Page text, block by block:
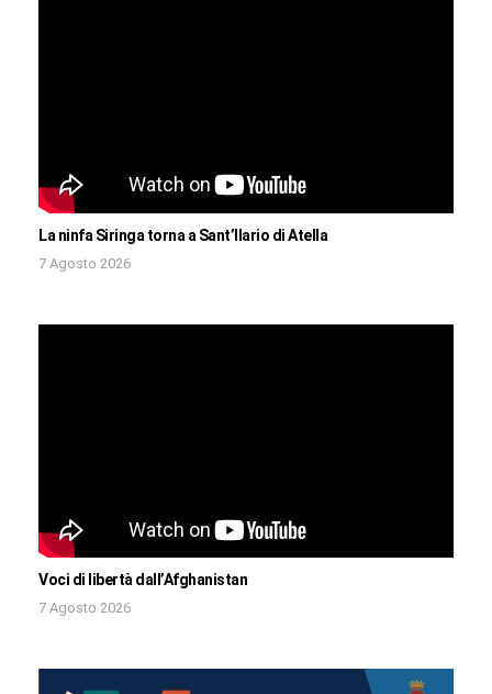
La ninfa Siringa torna a Sant’Ilario di Atella
7 Agosto 2026
Voci di libertà dall’Afghanistan
7 Agosto 2026